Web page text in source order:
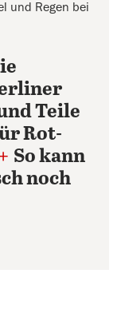
und Regen bei
Teile
Rot-
So kann
noch